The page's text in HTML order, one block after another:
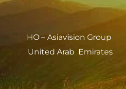
HO – Asiavision Group
United Arab Emirates